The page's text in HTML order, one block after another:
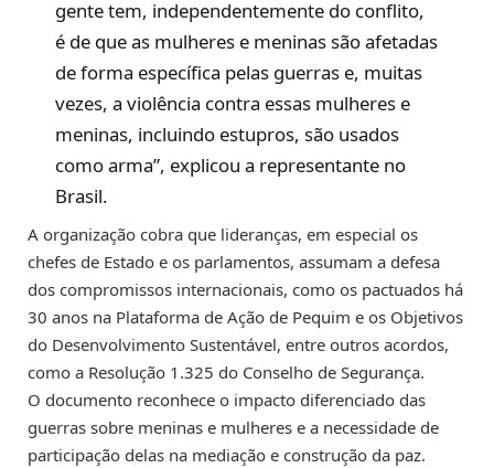
gente tem, independentemente do conflito,
é de que as mulheres e meninas são afetadas
de forma específica pelas guerras e, muitas
vezes, a violência contra essas mulheres e
meninas, incluindo estupros, são usados
como arma”, explicou a representante no
Brasil.
A organização cobra que lideranças, em especial os
chefes de Estado e os parlamentos, assumam a defesa
dos compromissos internacionais, como os pactuados há
30 anos na Plataforma de Ação de Pequim e os Objetivos
do Desenvolvimento Sustentável, entre outros acordos,
como a Resolução 1.325 do Conselho de Segurança.
O documento reconhece o impacto diferenciado das
guerras sobre meninas e mulheres e a necessidade de
participação delas na mediação e construção da paz.